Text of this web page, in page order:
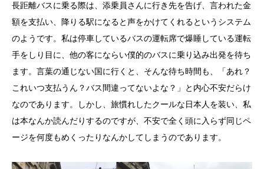
長距離バスに乗る際は、添乗員さんに行き先を告げ、言われた金
額を支払い、降りる駅になると声をかけてくれるというシステム
のようです。私は停車しているバスの運転席で爆睡している運転
手をしり目に、他の客にならい僕的のバスに乗り込み出発を待ち
ます。言葉の通じない国に行くと、そんな待ち時間も、「あれ？
これいつ支払うん？バス間違ってないよな？」と内心不安だらけ
なのであります。しかし、旅慣れしたクールな日本人を装い、私
は本なんか読んだりするのですが、不安で全く頭に入らず同じペ
ージを何度もめくったりなんかしてしまうのであります。